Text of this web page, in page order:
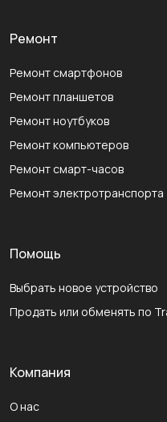
Ремонт
Ремонт смартфонов
Ремонт планшетов
Ремонт ноутбуков
Ремонт компьютеров
Ремонт смарт-часов
Ремонт электротранспорта
Помощь
Выбрать новое устройство
Продать или обменять по
Компания
О нас